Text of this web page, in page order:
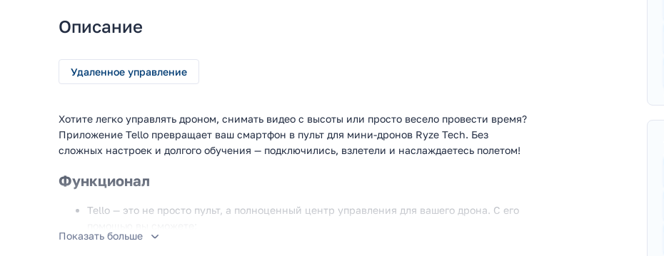
Описание
Удаленное управление
Хотите легко управлять дроном, снимать видео с высоты или просто весело провести время?
Приложение Tello превращает ваш смартфон в пульт для мини-дронов Ryze Tech. Без
сложных настроек и долгого обучения — подключились, взлетели и наслаждаетесь полетом!
Функционал
Tello — это не просто пульт, а полноценный центр управления для вашего дрона. С его
Летать вручную — управлять дроном с помощью сенсорного экрана или виртуального
Показать больше